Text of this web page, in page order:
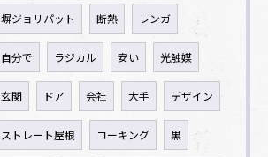
塀ジョリパット 断熱 レンガ
自分で ラジカル 安い 光触媒
玄関 ドア 会社 大手 デザイン
ストレート屋根 コーキング 黒